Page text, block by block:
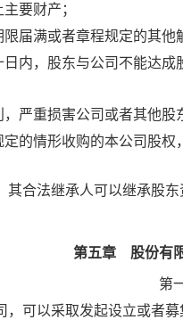
要财产；
限届满或者章程规定的其
内，股东与公司不能达
严重损害公司或者其他
的情形收购的本公司股
其合法继承人可以继承股
第五章 股份有
第
，可以采取发起设立或者